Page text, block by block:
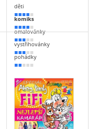
děti
80 %
komiks
70 %
omalovánky
60 %
vystřihovánky
50 %
pohádky
40 %